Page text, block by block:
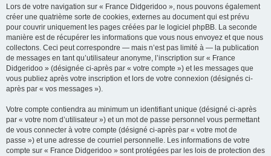
Lors de votre navigation sur « France Didgeridoo », nous pouvons également
créer une quatrième sorte de cookies, externes au document qui est prévu
pour couvrir uniquement les pages créées par le logiciel phpBB. La seconde
manière est de récupérer les informations que vous nous envoyez et que nous
collectons. Ceci peut correspondre — mais n’est pas limité à — la publication
de messages en tant qu’utilisateur anonyme, l’inscription sur « France
Didgeridoo » (désignée ci-après par « votre compte ») et les messages que
vous publiez après votre inscription et lors de votre connexion (désignés ci-
après par « vos messages »).
Votre compte contiendra au minimum un identifiant unique (désigné ci-après
par « votre nom d’utilisateur ») et un mot de passe personnel vous permettant
de vous connecter à votre compte (désigné ci-après par « votre mot de
passe ») et une adresse de courriel personnelle. Les informations de votre
compte sur « France Didgeridoo » sont protégées par les lois de protection des